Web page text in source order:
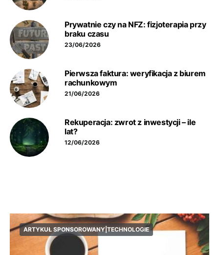
Prywatnie czy na NFZ: fizjoterapia przy
braku czasu
23/06/2026
Pierwsza faktura: weryfikacja z biurem
rachunkowym
21/06/2026
Rekuperacja: zwrot z inwestycji – ile
lat?
12/06/2026
ARTYKUŁ SPONSOROWANY|TECHNOLOGIE